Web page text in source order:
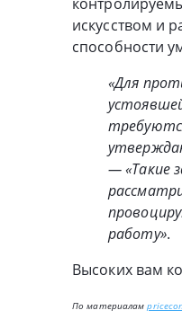
искусством и
способности
«Для
— «Такие
работу».
Высоких вам
По материалам